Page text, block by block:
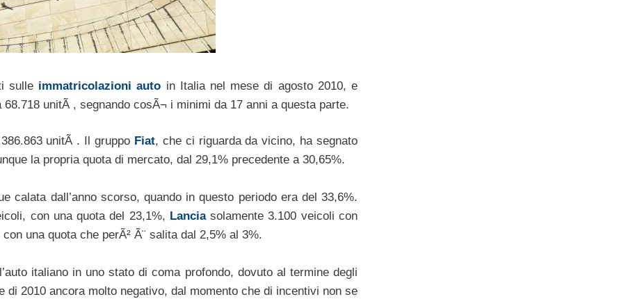
sulle immatricolazioni auto in Italia nel mese di agosto 2010, e
68.718 unitÃ , segnando cosÃ¬ i minimi da 17 anni a questa parte.
unitÃ . Il gruppo Fiat, che ci riguarda da vicino, ha segnato
la propria quota di mercato, dal 29,1% precedente a 30,65%.
calata dall’anno scorso, quando in questo periodo era del 33,6%.
con una quota del 23,1%, Lanciasolamente 3.100 veicoli con
una quota che perÃ² Ã¨ salita dal 2,5% al 3%.
italiano in uno stato di coma profondo, dovuto al termine degli
di 2010 ancora molto negativo, dal momento che di incentivi non se